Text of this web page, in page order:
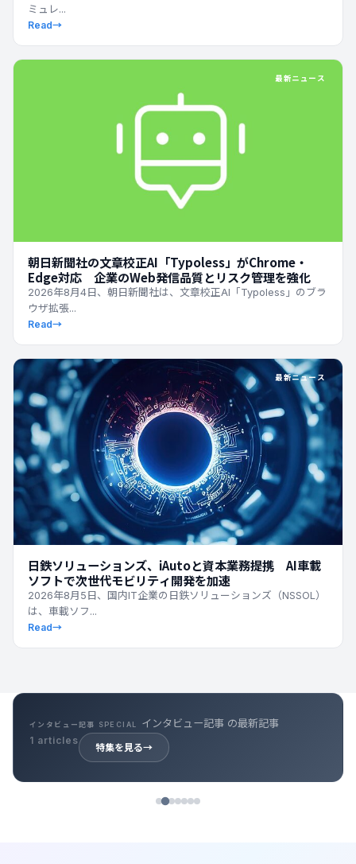
ミュレ...
Read→
最新ニュース
朝日新聞社の文章校正AI「Typoless」がChrome・
Edge対応 企業のWeb発信品質とリスク管理を強化
2026年8月4日、朝日新聞社は、文章校正AI「Typoless」のブラ
ウザ拡張...
Read→
最新ニュース
日鉄ソリューションズ、iAutoと資本業務提携 AI車載
ソフトで次世代モビリティ開発を加速
2026年8月5日、国内IT企業の日鉄ソリューションズ（NSSOL）
は、車載ソフ...
Read→
インタビュー記事 SPECIAL インタビュー記事 の最新記事
1 articles
特集を見る→